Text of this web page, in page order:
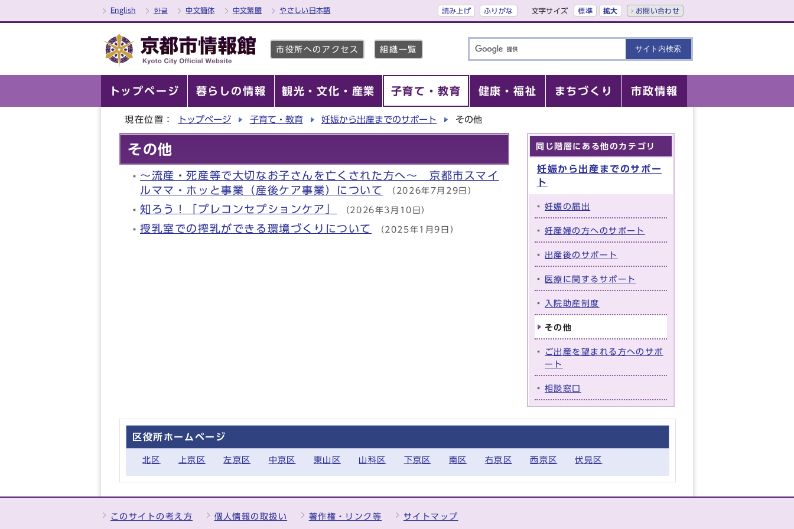
English 한글 中文簡体 中文繁體 やさしい日本語 読み上げ ふりがな 文字サイズ 標準 拡大 お問い合わせ
市役所へのアクセス 組織一覧
トップページ 暮らしの情報 観光・文化・産業 子育て・教育 健康・福祉 まちづくり 市政情報
現在位置： トップページ 子育て・教育 妊娠から出産までのサポート その他
その他
～流産・死産等で大切なお子さんを亡くされた方へ～ 京都市スマイ
ルママ・ホッと事業（産後ケア事業）について （2026年7月29日）
知ろう！「プレコンセプションケア」 （2026年3月10日）
授乳室での搾乳ができる環境づくりについて （2025年1月9日）
同じ階層にある他のカテゴリ
妊娠から出産までのサポー
ト
妊娠の届出
妊産婦の方へのサポート
出産後のサポート
医療に関するサポート
入院助産制度
その他
ご出産を望まれる方へのサポ
ート
相談窓口
区役所ホームページ
北区 上京区 左京区 中京区 東山区 山科区 下京区 南区 右京区 西京区 伏見区
このサイトの考え方 個人情報の取扱い 著作権・リンク等 サイトマップ